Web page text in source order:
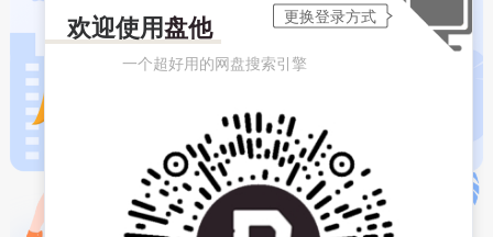
欢迎使用盘他
一个超好用的网盘搜索引擎